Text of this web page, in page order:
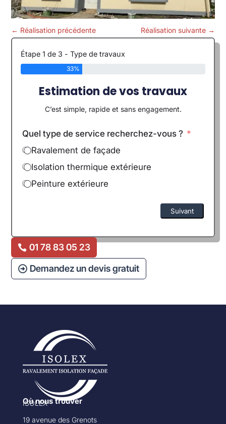
← Réalisation précédente Réalisation suivante→
Étape 1 de 3 - Type de travaux
33%
Estimation de vos travaux
C’est simple, rapide et sans engagement.
Quel type de service recherchez-vous ?
Ravalement de façade
Isolation thermique extérieure
Peinture extérieure
Suivant
Alternative:
01 78 83 05 23
Demandez un devis gratuit
Où nous trouver
ISOLEX
19 avenue des Grenots